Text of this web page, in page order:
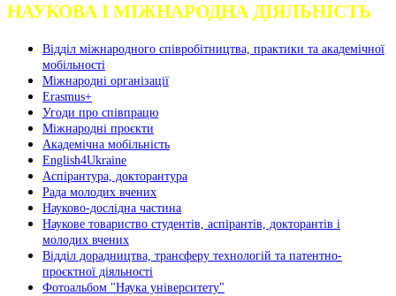
НАУКОВА І МІЖНАРОДНА ДІЯЛЬНІСТЬ
Відділ міжнародного співробітництва, практики та академічної
мобільності
Міжнародні організації
Erasmus+
Угоди про співпрацю
Міжнародні проєкти
Академічна мобільність
English4Ukraine
Аспірантура, докторантура
Рада молодих вчених
Науково-дослідна частина
Наукове товариство студентів, аспірантів, докторантів і
молодих вчених
Відділ дорадництва, трансферу технологій та патентно-
проєктної діяльності
Фотоальбом "Наука університету"